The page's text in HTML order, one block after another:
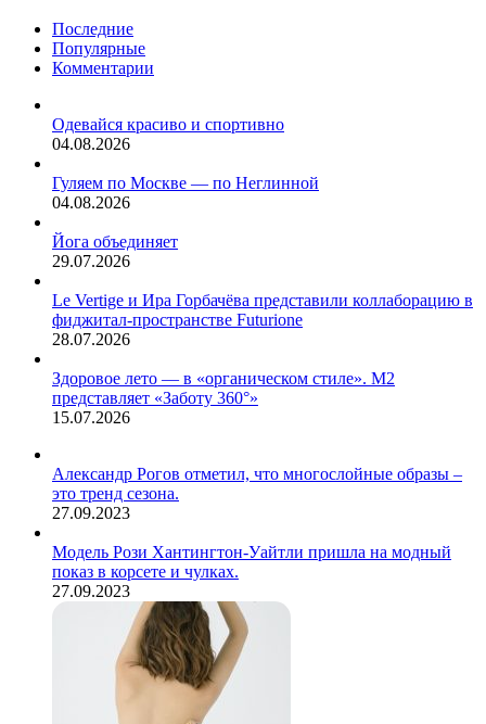
Последние
Популярные
Комментарии
Одевайся красиво и спортивно
04.08.2026
Гуляем по Москве — по Неглинной
04.08.2026
Йога объединяет
29.07.2026
Le Vertige и Ира Горбачёва представили коллаборацию в
фиджитал-пространстве Futurione
28.07.2026
Здоровое лето — в «органическом стиле». М2
представляет «Заботу 360°»
15.07.2026
Александр Рогов отметил, что многослойные образы –
это тренд сезона.
27.09.2023
Модель Рози Хантингтон-Уайтли пришла на модный
показ в корсете и чулках.
27.09.2023